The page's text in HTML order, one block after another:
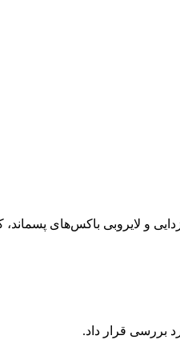
و لایروبی باکس‌های پسماند،